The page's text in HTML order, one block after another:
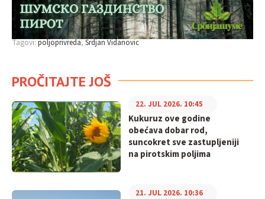
Tagovi:poljoprivreda Srdjan Vidanovic
PROČITAJTE JOŠ
Kukuruz ove godine
obećava dobar rod,
suncokret sve zastupljeniji
na pirotskim poljima
22. JUL 2026. 10:45
21. JUL 2026. 10:36